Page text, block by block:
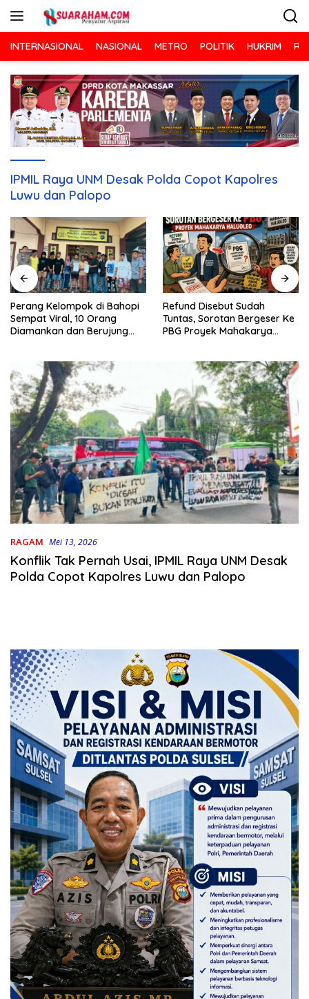
INTERNASIONAL NASIONAL METRO POLITIK HUKRIM
IPMIL Raya UNM Desak Polda Copot Kapolres
Luwu dan Palopo
Perang Kelompok di Bahopi
Sempat Viral, 10 Orang
Diamankan dan Berujung
Refund Disebut Sudah
Tuntas, Sorotan Bergeser Ke
PBG Proyek Mahakarya
RAGAM Mei 13, 2026
Konflik Tak Pernah Usai, IPMIL Raya UNM Desak
Polda Copot Kapolres Luwu dan Palopo